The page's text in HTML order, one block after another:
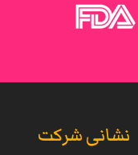
نشانی شرکت